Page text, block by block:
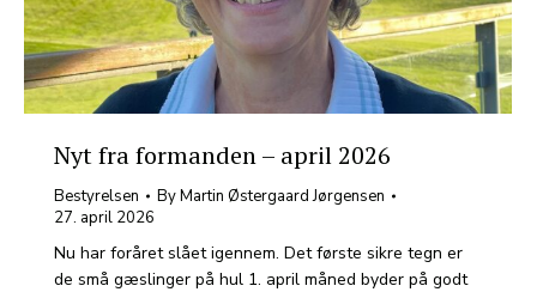
Nyt fra formanden – april 2026
Bestyrelsen ByMartin Østergaard Jørgensen
27. april 2026
Nu har foråret slået igennem. Det første sikre tegn er
de små gæslinger på hul 1. april måned byder på godt